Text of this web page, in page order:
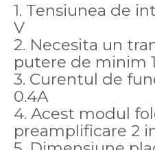
1. Tensiunea de
V
2. Necesita un
putere de minim
3. Curentul de
0.4A
4. Acest modul
preamplificare 2